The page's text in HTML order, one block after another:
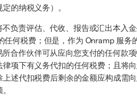
的纳税义务）。
负责评估、代收、报告或汇出本入
任何税费；但是，作为 Onramp 服务
合作伙伴可从应向您支付的任何款
项下有义务代扣的任何税费；且将
述代扣税费后剩余的金额应构成需